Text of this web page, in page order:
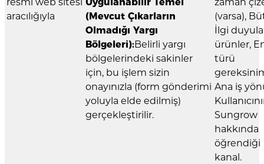
aracılığıyla
(Mevcut Çıkarların
Olmadığı Yargı
Bölgeleri):Belirli yargı
bölgelerindeki sakinler
için, bu işlem sizin
onayınızla (form gönderimi
yoluyla elde edilmiş)
gerçekleştirilir.
(varsa),
İlgi
ürünler,
türü
Ana iş
Sungrow
hakkında
öğrendiği
kanal.